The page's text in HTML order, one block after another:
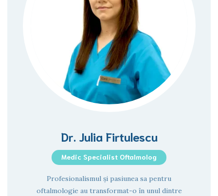
Dr. Julia Firtulescu
Medic Specialist Oftalmolog
Profesionalismul și pasiunea sa pentru
oftalmologie au transformat-o în unul dintre